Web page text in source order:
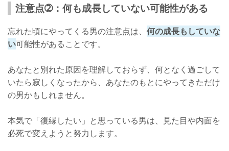
注意点➁：何も成長していない可能性がある
忘れた頃にやってくる男の注意点は、 何の成長もしていな
い可能性があることです。
あなたと別れた原因を理解しておらず、何となく過ごして
いたら寂しくなったから、あなたのもとにやってきただけ
の男かもしれません。
本気で「復縁したい」と思っている男は、見た目や内面を
必死で変えようと努力します。